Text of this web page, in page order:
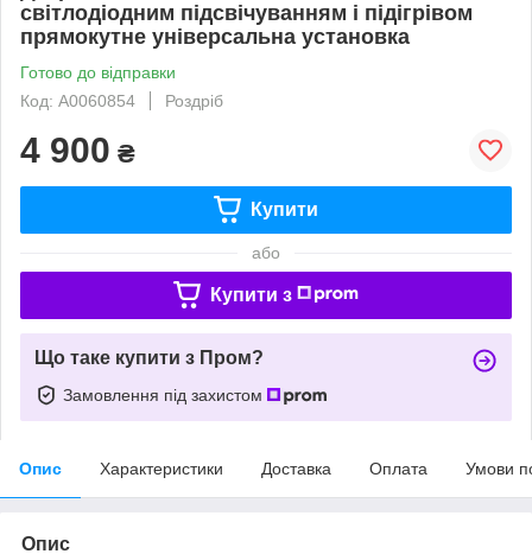
світлодіодним підсвічуванням і підігрівом
прямокутне універсальна установка
Готово до відправки
Код: А0060854
Роздріб
4 900 ₴
Купити
або
Купити з
Що таке купити з Пром?
Замовлення під захистом
Опис Характеристики Доставка Оплата Умови
Опис